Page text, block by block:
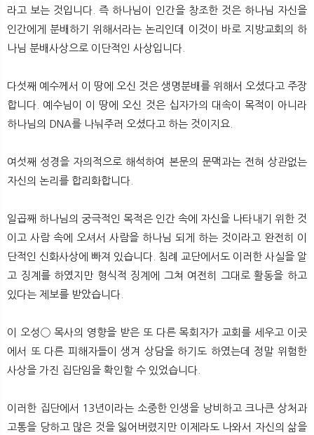
라고 보는 것입니다. 즉 하나님이 인간을 창조한 것은 하나님 자신을
인간에게 분배하기 위해서라는 논리인데 이것이 바로 지방교회의 하
나님 분배사상으로 이단적인 사상입니다.
다섯째 예수께서 이 땅에 오신 것은 생명분배를 위해서 오셨다고 주장
합니다. 예수님이 이 땅에 오신 것은 십자가의 대속이 목적이 아니라
하나님의 DNA를 나눠주러 오셨다고 하는 것이지요.
여섯째 성경을 자의적으로 해석하여 본문의 문맥과는 전혀 상관없는
자신의 논리를 합리화합니다.
일곱째 하나님의 궁극적인 목적은 인간 속에 자신을 나타내기 위한 것
이고 사람 속에 오셔서 사람을 하나님 되게 하는 것이라고 완전히 이
단적인 신화사상에 빠져 있습니다. 침례 교단에서도 이러한 사실을 알
고 징계를 하였지만 형식적 징계에 그쳐 여전히 그대로 활동을 하고
있다는 제보를 받았습니다.
이 오성◯ 목사의 영향을 받은 또 다른 목회자가 교회를 세우고 이곳
에서 또 다른 피해자들이 생겨 상담을 하기도 하였는데 정말 위험한
사상을 가진 집단임을 확인할 수 있었습니다.
이러한 집단에서 13년이라는 소중한 인생을 낭비하고 크나큰 상처과
고통을 당하고 많은 것을 잃어버렸지만 이제라도 나와서 자신의 삶을